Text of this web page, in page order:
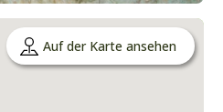
Auf der Karte ansehen